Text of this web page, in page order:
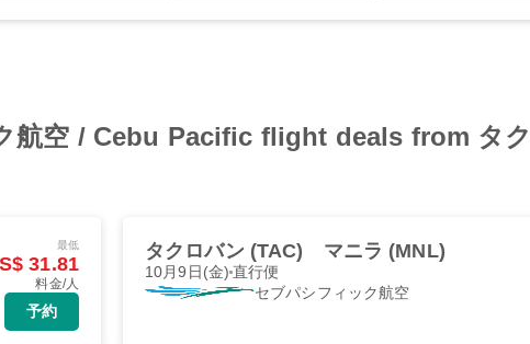
航空 / Cebu Pacific flight deals from タ
最低
31.81
料金/人
予約
タクロバン (TAC) マニラ (MNL)
10月9日(金)直行便
セブパシフィック航空